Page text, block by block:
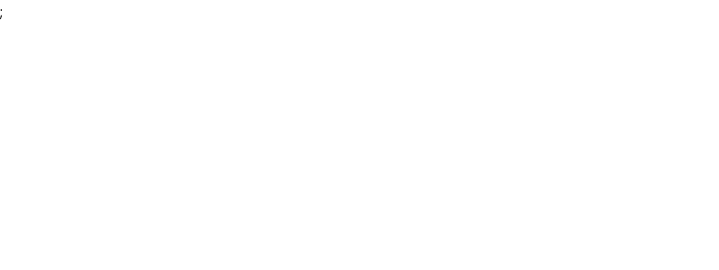
;